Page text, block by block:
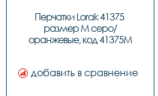
Перчатки Lorak 41375
размер M серо/
оранжевые, код 41375M
добавить в сравнение